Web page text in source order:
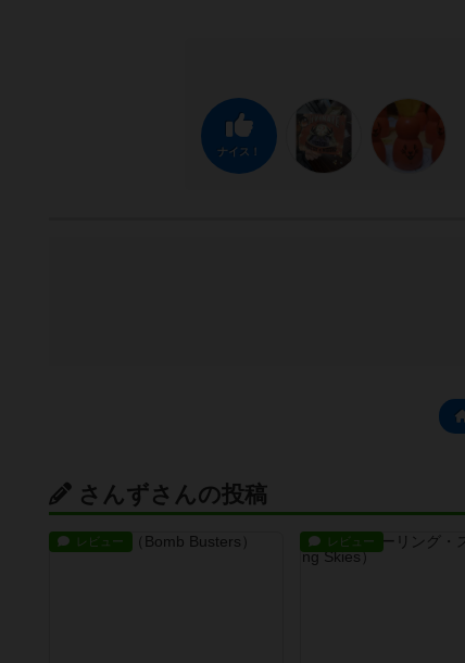
ナイス！
さんずさんの投稿
レビュー レビュー